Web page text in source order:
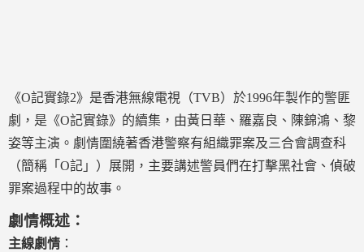
《O記實錄2》是香港無線電視（TVB）於1996年製作的警匪
劇，是《O記實錄》的續集，由黃日華、羅嘉良、陳錦鴻、黎
姿等主演。劇情圍繞著香港警察有組織罪案及三合會調查科
（簡稱「O記」）展開，主要講述警員們在打擊黑社會、偵破
罪案過程中的故事。
劇情概述：
主線劇情 ：